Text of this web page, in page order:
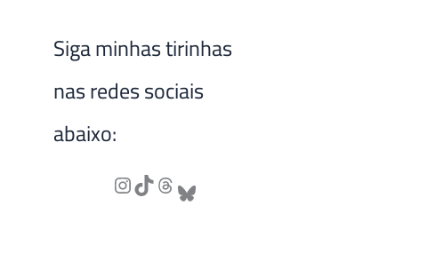
Siga minhas tirinhas
nas redes sociais
abaixo: